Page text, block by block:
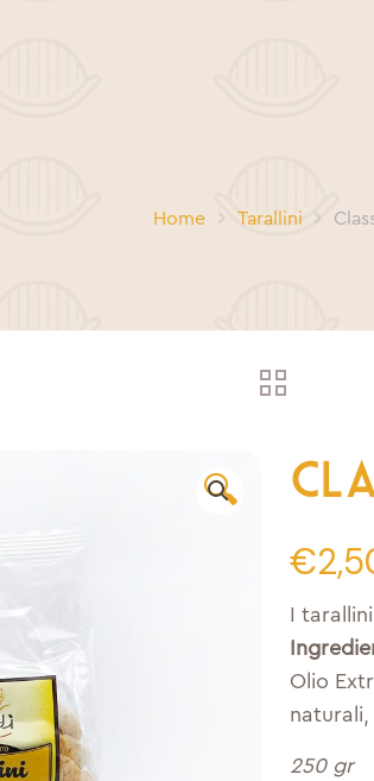
Home Tarallini
🔍
€
I
Olio
naturali,
250 gr